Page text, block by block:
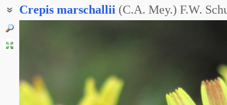
Crepis marschallii (C.A. Mey.) F.W.